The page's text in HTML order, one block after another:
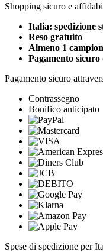
Shopping sicuro e
Italia: spedizione
Reso gratuito
Almeno 1
Pagamento sicuro
Pagamento sicuro
Contrassegno
Bonifico anticipato
Spese di spedizione per